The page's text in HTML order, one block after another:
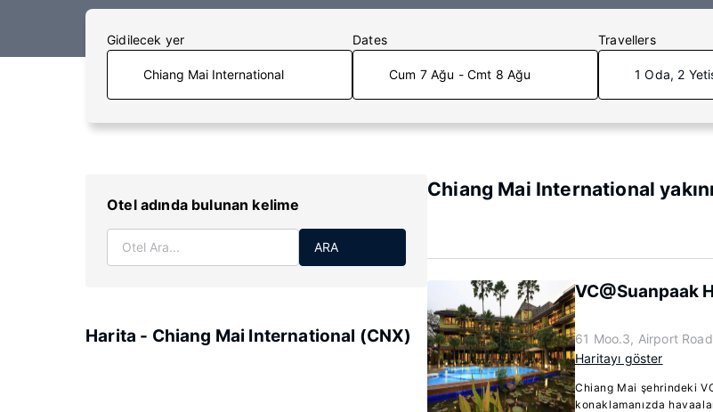
Gidilecek yer Dates
Cum 7 Ağu - Cmt 8 Ağu
Travellers
1 Oda, 2
Otel adında bulunan kelime
ARA
Harita - Chiang Mai International (CNX)
Chiang Mai International
VC@Suanpaak
61 Moo.3, Airport
Haritayı göster
Chiang Mai şehrindeki
konaklamanızda